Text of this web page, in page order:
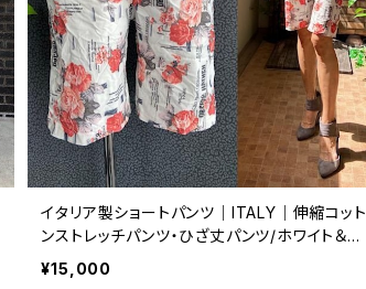
イタリア製ショートパンツ｜ITALY｜伸縮コット
ンストレッチパンツ・ひざ丈パンツ/ホワイト＆暖
色ピンクオレンジROSE
¥15,000